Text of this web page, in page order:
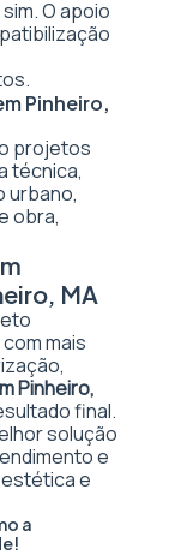
O apoio
Pinheiro,
projetos
técnica,
urbano,
obra,
MA
mais
Pinheiro,
final.
solução
e
e
a